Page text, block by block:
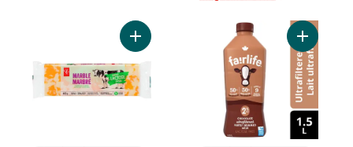
Ajouter Cheddar marbré sans lactose au
Ajouter